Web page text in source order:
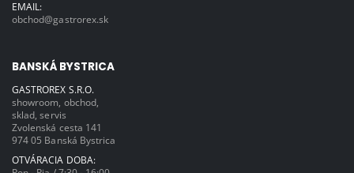
EMAIL:
obchod@gastrorex.sk
BANSKÁ BYSTRICA
GASTROREX S.R.O.
showroom, obchod,
sklad, servis
Zvolenská cesta 141
974 05 Banská Bystrica
OTVÁRACIA DOBA: